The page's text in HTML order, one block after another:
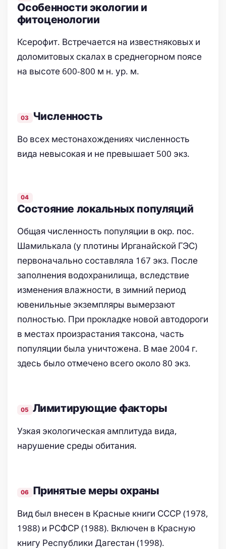
Особенности экологии и
фитоценологии
Ксерофит. Встречается на известняковых и
доломитовых скалах в среднегорном поясе
на высоте 600-800 м н. ур. м.
Численность
Во всех местонахождениях численность
вида невысокая и не превышает 500 экз.
Состояние локальных популяций
Общая численность популяции в окр. пос.
Шамилькала (у плотины Ирганайской ГЭС)
первоначально составляла 167 экз. После
заполнения водохранилища, вследствие
изменения влажности, в зимний период
ювенильные экземпляры вымерзают
полностью. При прокладке новой автодороги
в местах произрастания таксона, часть
популяции была уничтожена. В мае 2004 г.
здесь было отмечено всего около 80 экз.
Лимитирующие факторы
Узкая экологическая амплитуда вида,
нарушение среды обитания.
Принятые меры охраны
Вид был внесен в Красные книги СССР (1978,
1988) и РСФСР (1988). Включен в Красную
книгу Республики Дагестан (1998).